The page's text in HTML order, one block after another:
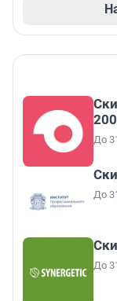
До
До
До